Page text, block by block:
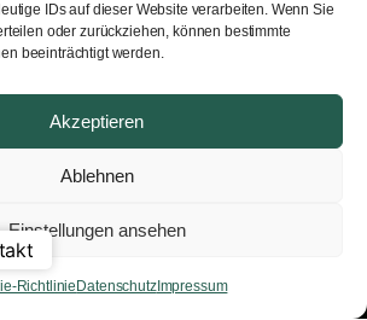
IDs auf dieser Website verarbeiten. Wenn Sie
oder zurückziehen, können bestimmte
beeinträchtigt werden.
Akzeptieren
Ablehnen
Einstellungen ansehen
Richtlinie DatenschutzImpressum
und Rekonstruktive Chirurgie.
Rainbergstraße 3A· A-5020 Salzburg
Ihr individueller Termin unter
email:info@lookgood.at
Hauseigene Parkplätze stehen Ihnen
kostenlos zur Verfügung.